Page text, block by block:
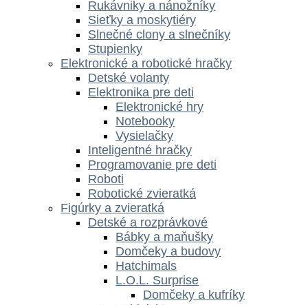
Rukávniky a nánožníky
Sieťky a moskytiéry
Slnečné clony a slnečníky
Stupienky
Elektronické a robotické hračky
Detské volanty
Elektronika pre deti
Elektronické hry
Notebooky
Vysielačky
Inteligentné hračky
Programovanie pre deti
Roboti
Robotické zvieratká
Figúrky a zvieratká
Detské a rozprávkové
Bábky a maňušky
Domčeky a budovy
Hatchimals
L.O.L. Surprise
Domčeky a kufríky